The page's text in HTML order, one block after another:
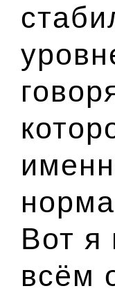
Вот я
всём